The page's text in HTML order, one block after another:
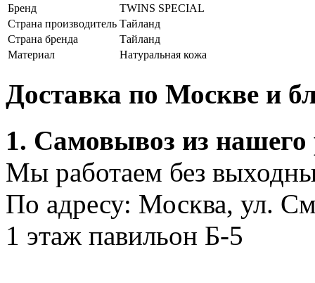
Бренд
TWINS SPECIAL
Страна производитель Тайланд
Страна бренда
Тайланд
Материал
Натуральная кожа
Доставка по Москве и
1. Самовывоз из нашего
Мы работаем без
По адресу: Москва, ул.
1 этаж павильон Б-5